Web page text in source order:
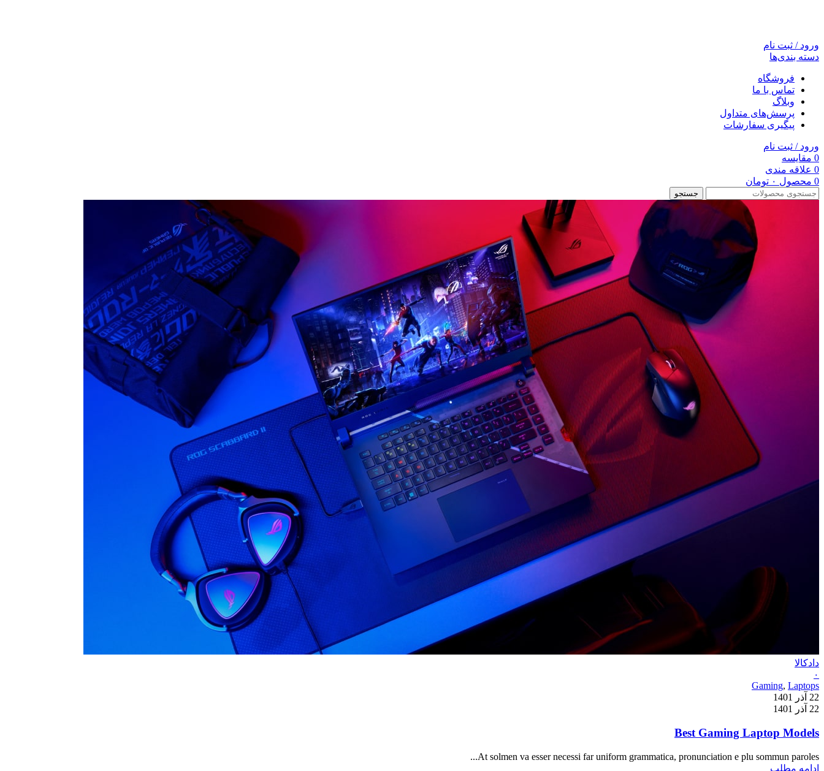
ورود / ثبت نام
دسته بندی‌ها
فروشگاه
تماس با ما
وبلاگ
پرسش‌های متداول
پیگیری سفارشات
ورود / ثبت نام
0 مقایسه
0 علاقه مندی
0 محصول ۰ تومان
جستجو
دادکالا
۰
Gaming, Laptops
22 آذر 1401
22 آذر 1401
Best Gaming Laptop Models
At solmen va esser necessi far uniform grammatica, pronunciation e plu sommun paroles...
ادامه مطلب